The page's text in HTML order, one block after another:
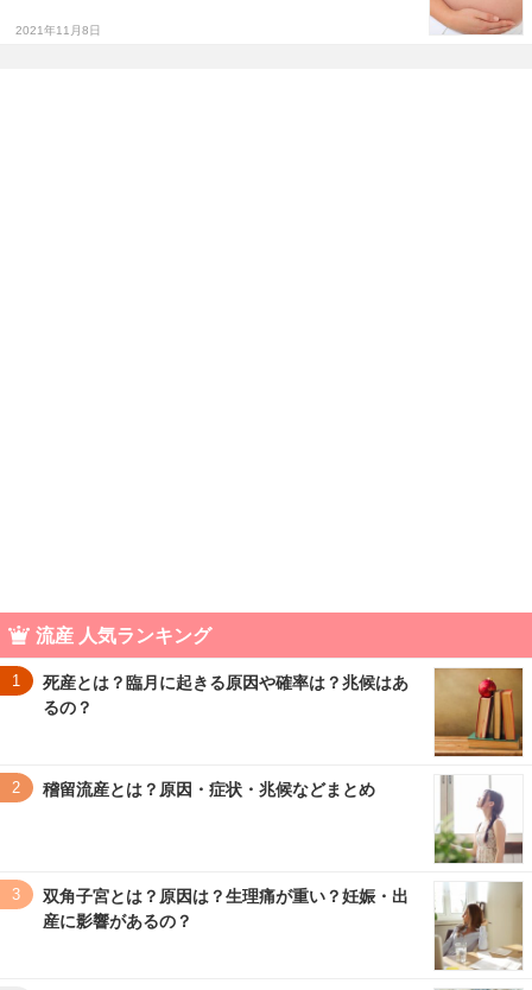
2021年11月8日
流産 人気ランキング
1
死産とは？臨月に起きる原因や確率は？兆候はあ
るの？
2 稽留流産とは？原因・症状・兆候などまとめ
3
双角子宮とは？原因は？生理痛が重い？妊娠・出
産に影響があるの？